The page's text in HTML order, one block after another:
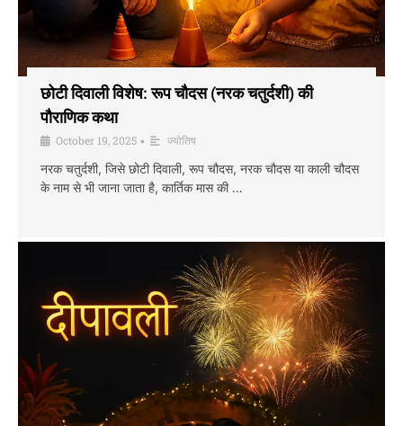
छोटी दिवाली विशेष: रूप चौदस (नरक चतुर्दशी) की
पौराणिक कथा
October 19, 2025 • ज्योतिष
नरक चतुर्दशी, जिसे छोटी दिवाली, रूप चौदस, नरक चौदस या काली चौदस
के नाम से भी जाना जाता है, कार्तिक मास की …